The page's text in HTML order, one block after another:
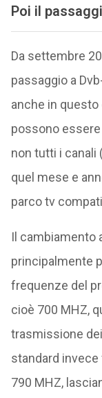
Poi il
Da settembre
passaggio a
anche in questo
possono essere
non tutti i canali
quel mese e
parco tv
Il cambiamento
principalmente
frequenze del
cioè 700 MHZ,
trasmissione
standard
790 MHZ,